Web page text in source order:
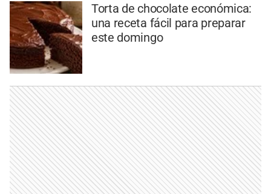
Torta de chocolate económica:
una receta fácil para preparar
este domingo